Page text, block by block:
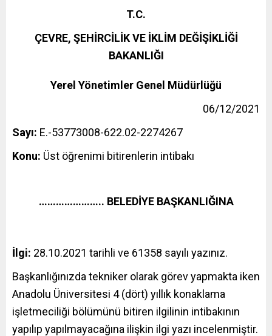
T.C.
ÇEVRE, ŞEHİRCİLİK VE İKLİM DEĞİŞİKLİĞİ
BAKANLIĞI
Yerel Yönetimler Genel Müdürlüğü
06/12/2021
Sayı: E.-53773008-622.02-2274267
Konu: Üst öğrenimi bitirenlerin intibakı
………………….. BELEDİYE BAŞKANLIĞINA
İlgi: 28.10.2021 tarihli ve 61358 sayılı yazınız.
Başkanlığınızda tekniker olarak görev yapmakta iken
Anadolu Üniversitesi 4 (dört) yıllık konaklama
işletmeciliği bölümünü bitiren ilgilinin intibakının
yapılıp yapılmayacağına ilişkin ilgi yazı incelenmiştir.